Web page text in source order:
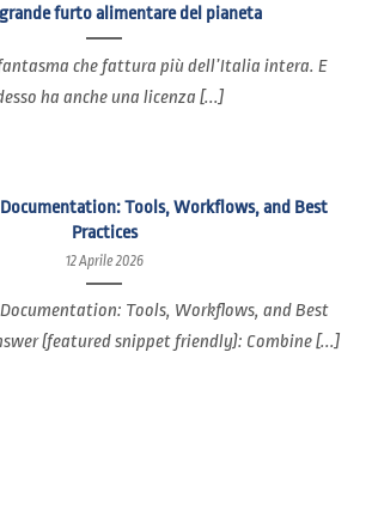
furto alimentare del pianeta
che fattura più dell’Italia intera. E
ha anche una licenza [...]
Documentation: Tools, Workflows, and Best
Practices
12 Aprile 2026
Documentation: Tools, Workflows, and Best
(featured snippet friendly): Combine [...]